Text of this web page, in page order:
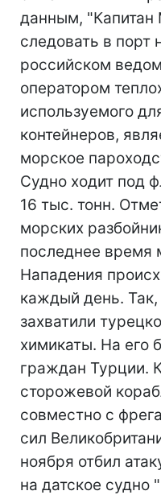
данным,
следовать в порт
российском
оператором
используемого
контейнеров,
морское
Судно ходит под
16 тыс. тонн.
морских
последнее время
Нападения
каждый день.
захватили
химикаты. На его
граждан Турции.
сторожевой
совместно с
сил
ноября отбил
на датское судно